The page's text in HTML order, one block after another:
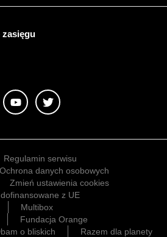
zasięgu
Regulamin serwisu
Ochrona danych osobowych
Zmień ustawienia cookies
z UE
Multibox
Fundacja Orange
o bliskich Razem dla planety